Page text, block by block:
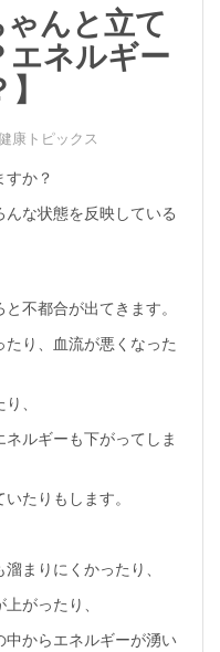
ゃんと立て
エネルギー
康トピックス
か？
な状態を反映している
不都合が出てきます。
り、血流が悪くなった
、
ルギーも下がってしま
たりもします。
まりにくかったり、
がったり、
からエネルギーが湧い